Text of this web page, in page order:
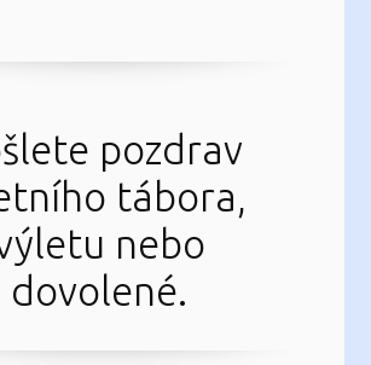
pozdrav
tábora,
nebo
dovolené.